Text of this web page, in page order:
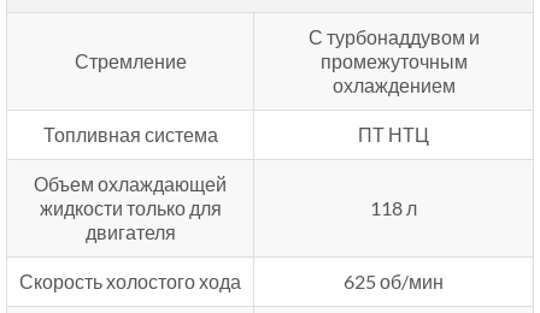
Стремление
С турбонаддувом и
промежуточным
охлаждением
Топливная система ПТ НТЦ
Объем охлаждающей
жидкости только для
двигателя
118 л
Скорость холостого хода 625 об/мин